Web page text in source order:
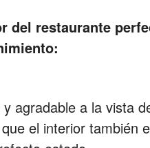
del restaurante
agradable a la vista
el interior también